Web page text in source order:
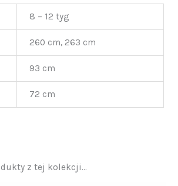
8 – 12 tyg
260 cm, 263 cm
93 cm
72 cm
z tej kolekcji...